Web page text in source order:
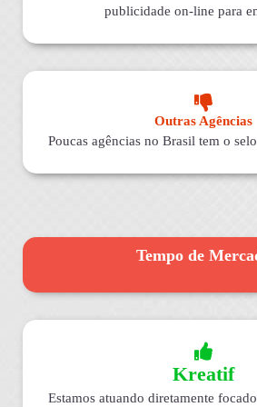
publicidade on-line para
Outras Agências
Poucas agências no Brasil tem o
Tempo de
Kreatif
Estamos atuando diretamente